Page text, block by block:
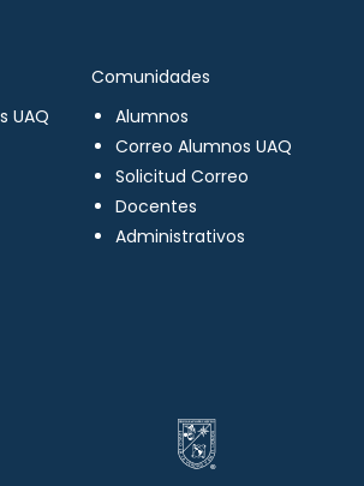
UAQ
Comunidades
Alumnos
Correo Alumnos UAQ
Solicitud Correo
Docentes
Administrativos